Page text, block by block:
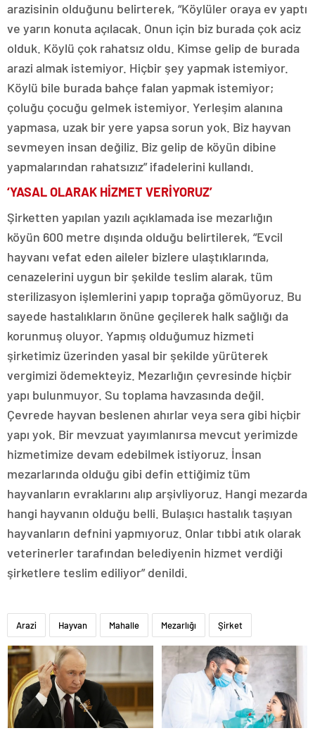
arazisinin olduğunu belirterek, “Köylüler oraya ev yaptı
ve yarın konuta açılacak. Onun için biz burada çok aciz
olduk. Köylü çok rahatsız oldu. Kimse gelip de burada
arazi almak istemiyor. Hiçbir şey yapmak istemiyor.
Köylü bile burada bahçe falan yapmak istemiyor;
çoluğu çocuğu gelmek istemiyor. Yerleşim alanına
yapmasa, uzak bir yere yapsa sorun yok. Biz hayvan
sevmeyen insan değiliz. Biz gelip de köyün dibine
yapmalarından rahatsızız” ifadelerini kullandı.
‘YASAL OLARAK HİZMET VERİYORUZ’
Şirketten yapılan yazılı açıklamada ise mezarlığın
köyün 600 metre dışında olduğu belirtilerek, “Evcil
hayvanı vefat eden aileler bizlere ulaştıklarında,
cenazelerini uygun bir şekilde teslim alarak, tüm
sterilizasyon işlemlerini yapıp toprağa gömüyoruz. Bu
sayede hastalıkların önüne geçilerek halk sağlığı da
korunmuş oluyor. Yapmış olduğumuz hizmeti
şirketimiz üzerinden yasal bir şekilde yürüterek
vergimizi ödemekteyiz. Mezarlığın çevresinde hiçbir
yapı bulunmuyor. Su toplama havzasında değil.
Çevrede hayvan beslenen ahırlar veya sera gibi hiçbir
yapı yok. Bir mevzuat yayımlanırsa mevcut yerimizde
hizmetimize devam edebilmek istiyoruz. İnsan
mezarlarında olduğu gibi defin ettiğimiz tüm
hayvanların evraklarını alıp arşivliyoruz. Hangi mezarda
hangi hayvanın olduğu belli. Bulaşıcı hastalık taşıyan
hayvanların defnini yapmıyoruz. Onlar tıbbi atık olarak
veterinerler tarafından belediyenin hizmet verdiği
şirketlere teslim ediliyor” denildi.
Arazi Hayvan Mahalle Mezarlığı Şirket